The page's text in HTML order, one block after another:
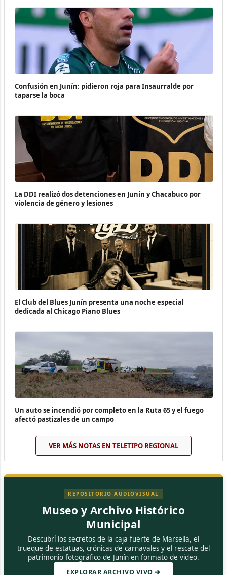
Confusión en Junín: pidieron roja para Insaurralde por
taparse la boca
La DDI realizó dos detenciones en Junín y Chacabuco por
violencia de género y lesiones
El Club del Blues Junín presenta una noche especial
dedicada al Chicago Piano Blues
Un auto se incendió por completo en la Ruta 65 y el fuego
afectó pastizales de un campo
VER MÁS NOTAS EN TELETIPO REGIONAL
REPOSITORIO AUDIOVISUAL
Museo y Archivo Histórico
Municipal
Descubrí los secretos de la caja fuerte de Marsella, el
trueque de estatuas, crónicas de carnavales y el rescate del
patrimonio fotográfico de Junín en formato de video.
EXPLORAR ARCHIVO VIVO ➔